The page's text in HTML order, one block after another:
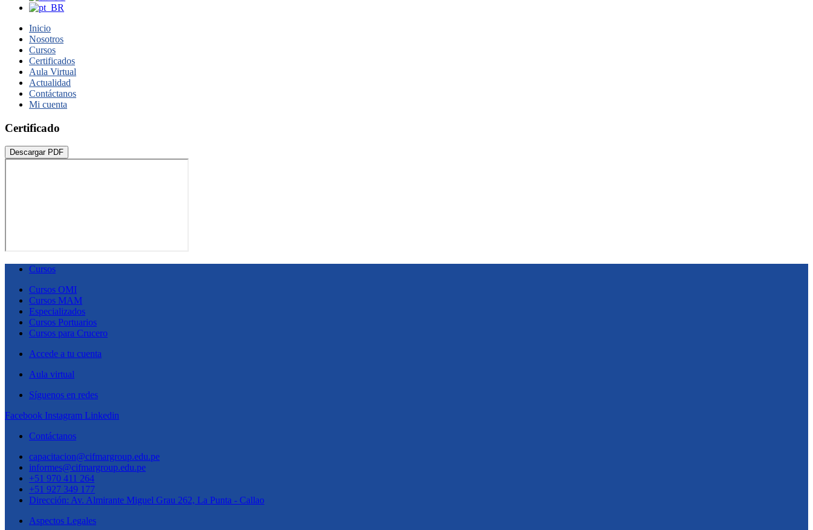
Inicio
Nosotros
Cursos
Certificados
Aula Virtual
Actualidad
Contáctanos
Mi cuenta
Certificado
Descargar PDF
Cursos
Cursos OMI
Cursos MAM
Especializados
Cursos Portuarios
Cursos para Crucero
Accede a tu cuenta
Aula virtual
Síguenos en redes
Facebook Instagram Linkedin
Contáctanos
capacitacion@cifmargroup.edu.pe
informes@cifmargroup.edu.pe
+51 970 411 264
+51 927 349 177
Dirección: Av. Almirante Miguel Grau 262, La Punta - Callao
Aspectos Legales